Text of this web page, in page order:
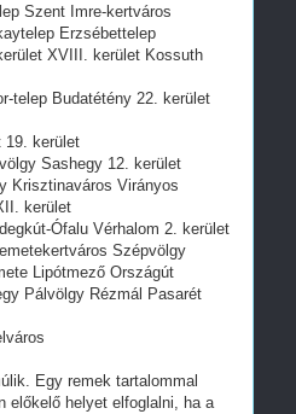
Szent Imre-kertváros
Erzsébettelep
XVIII. kerület Kossuth
telep Budatétény 22. kerület
19. kerület
Sashegy 12. kerület
Krisztinaváros Virányos
kerület
Ófalu Vérhalom 2. kerület
Szépvölgy
Lipótmező Országút
Pálvölgy Rézmál Pasarét
Egy remek tartalommal
előkelő helyet elfoglalni, ha a